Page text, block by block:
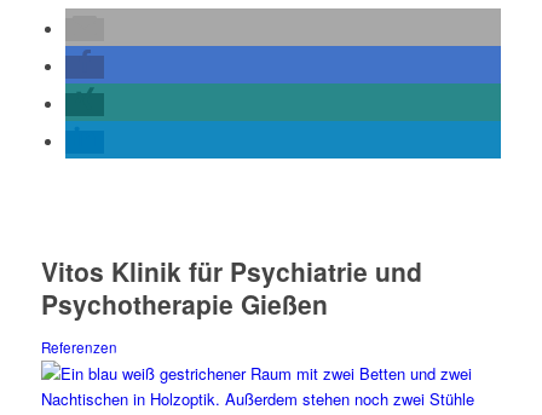
Vitos Klinik für Psychiatrie und
Psychotherapie Gießen
Referenzen